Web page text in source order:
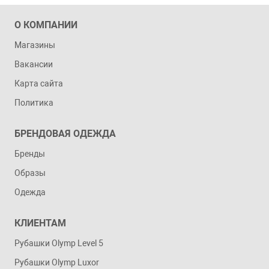
О КОМПАНИИ
Магазины
Вакансии
Карта сайта
Политика
БРЕНДОВАЯ ОДЕЖДА
Бренды
Образы
Одежда
КЛИЕНТАМ
Рубашки Olymp Level 5
Рубашки Olymp Luxor